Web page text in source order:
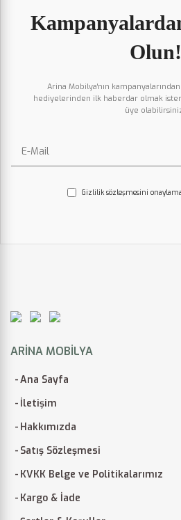
Olun!
Arina Mobilya'nın
hediyelerinden ilk haberdar olmak
üye
Gizlilik sözleşmesini
ARINA MOBILYA
Ana Sayfa
İletişim
Hakkımızda
Satış Sözleşmesi
KVKK Belge ve Politikalarımız
Kargo & İade